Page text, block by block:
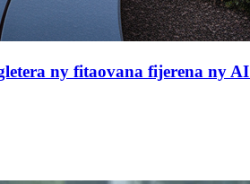
ny fitaovana fijerena ny